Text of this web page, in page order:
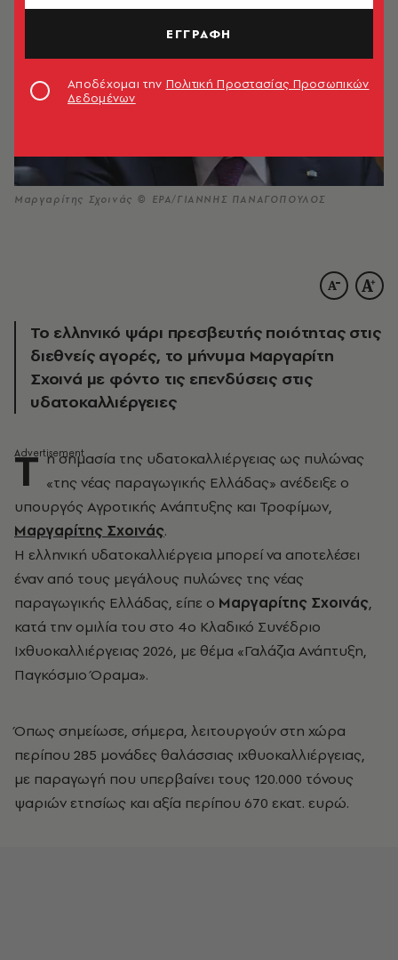
Μαργαρίτης Σχοινάς © EPA/ΓΙΑΝΝΗΣ ΠΑΝΑΓΟΠΟΥΛΟΣ
Το ελληνικό ψάρι πρεσβευτής ποιότητας στις
διεθνείς αγορές, το μήνυμα Μαργαρίτη
Σχοινά με φόντο τις επενδύσεις στις
υδατοκαλλιέργειες
T η σημασία της υδατοκαλλιέργειας ως πυλώνας
«της νέας παραγωγικής Ελλάδας» ανέδειξε ο
υπουργός Αγροτικής Ανάπτυξης και Τροφίμων,
Μαργαρίτης Σχοινάς.
Η ελληνική υδατοκαλλιέργεια μπορεί να αποτελέσει
έναν από τους μεγάλους πυλώνες της νέας
παραγωγικής Ελλάδας, είπε ο Μαργαρίτης Σχοινάς,
κατά την ομιλία του στο 4ο Κλαδικό Συνέδριο
Ιχθυοκαλλιέργειας 2026, με θέμα «Γαλάζια Ανάπτυξη,
Παγκόσμιο Όραμα».
Όπως σημείωσε, σήμερα, λειτουργούν στη χώρα
περίπου 285 μονάδες θαλάσσιας ιχθυοκαλλιέργειας,
με παραγωγή που υπερβαίνει τους 120.000 τόνους
ψαριών ετησίως και αξία περίπου 670 εκατ. ευρώ.
ΕΓΓΡΑΦΗ
Αποδέχομαι την Πολιτική Προστασίας Προσωπικών
Δεδομένων